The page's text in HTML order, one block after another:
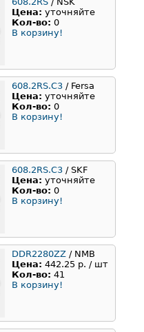
Цена: уточняйте
Кол-во: 0
В корзину!
608.2RS.C3 / Fersa
Цена: уточняйте
Кол-во: 0
В корзину!
608.2RS.C3 / SKF
Цена: уточняйте
Кол-во: 0
В корзину!
DDR2280ZZ / NMB
Цена: 442.25 р. / шт
Кол-во: 41
В корзину!